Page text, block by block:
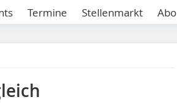
Termine Stellenmarkt Abo